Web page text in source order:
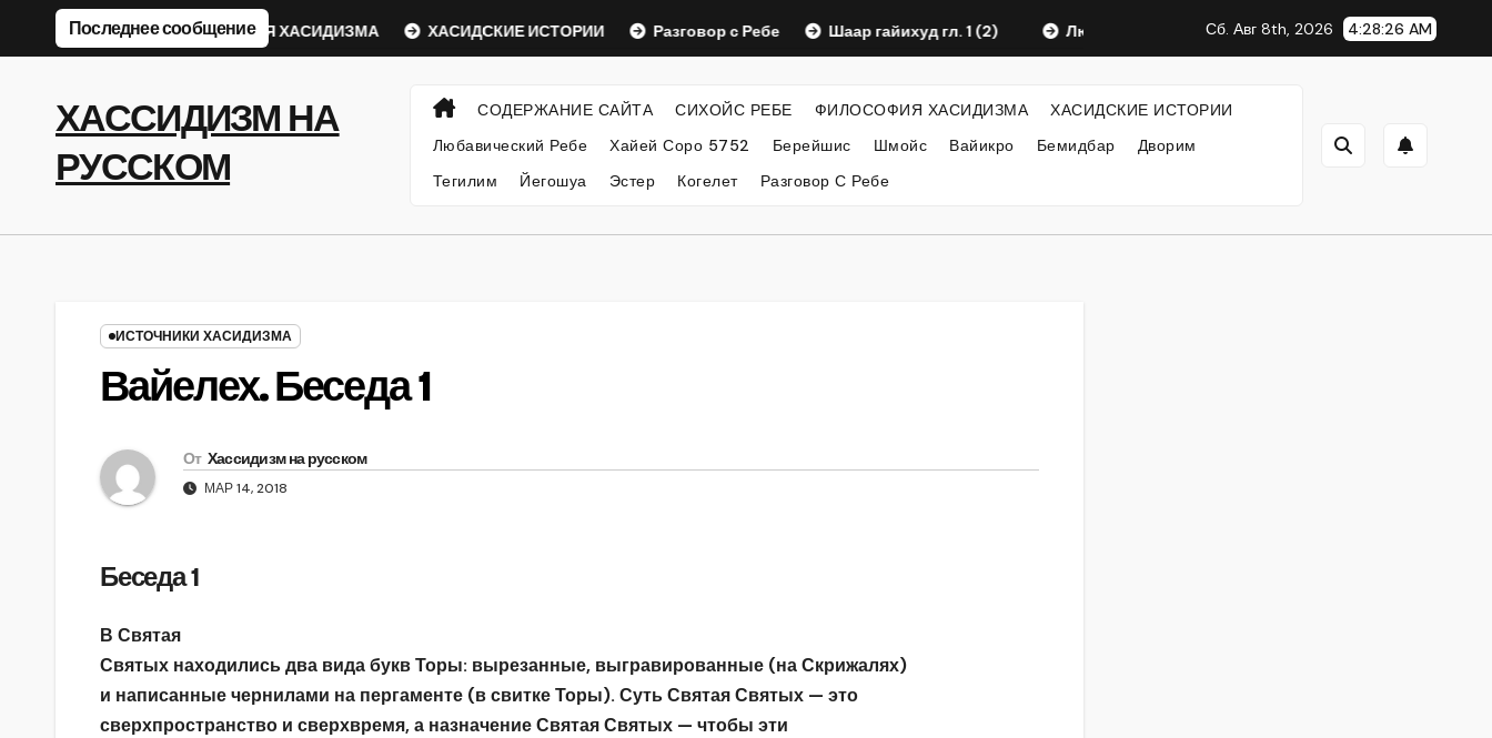
Перейти
Последнее сообщение
Ребе ФИЛОСОФИЯ ХАСИДИЗМА ХАСИДСКИЕ ИСТОРИИ Разговор с Ребе Шаар гайихуд гл. 1 (2) Любавический Ребе ФИЛОСОФИЯ ХАСИДИЗМА
Сб. Авг 8th, 2026 4:28:27 AM
ХАССИДИЗМ НА
РУССКОМ
СОДЕРЖАНИЕ САЙТА СИХОЙС РЕБЕ ФИЛОСОФИЯ ХАСИДИЗМА
ХАСИДСКИЕ ИСТОРИИ
Любавический Ребе
Хайей Соро 5752 Берейшис Шмойс Вайикро Бемидбар
Дворим
Тегилим
Йегошуа Эстер Когелет Разговор С Ребе
ИСТОЧНИКИ ХАСИДИЗМА
Вайелех. Беседа 1
От Хассидизм на русском
МАР 14, 2018
Беседа 1
В Святая
Святых находились два вида букв Торы: вырезанные, выгравированные (на Скрижалях)
и написанные чернилами на пергаменте (в свитке Торы). Суть Святая Святых — это
сверхпространство и сверхвремя, а назначение Святая Святых — чтобы эти